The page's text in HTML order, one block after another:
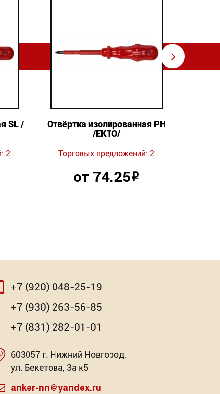
SL /
2
Отвёртка изолированная PH
/EKTO/
Торговых предложений: 2
от 74.25Р
⇨
SL /
2
Отвёртка изолированная PH
Торговых предложений: 2
2
Насадка для МФИ ЗУБР BIM
Торговых предложений: 3
+7 (920) 048-25-19
+7 (930) 263-56-85
+7 (831) 282-01-01
603057 г. Нижний Новгород,
ул. Бекетова, 3а к5
anker-nn@yandex.ru